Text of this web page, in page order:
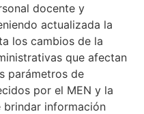
docente y
actualizada la
los cambios de la
que afectan
parámetros de
por el MEN y la
brindar información